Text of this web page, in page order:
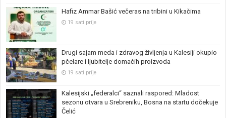
Hafiz Ammar Bašić večeras na tribini u Kikačima
19 sati prije
Drugi sajam meda i zdravog življenja u Kalesiji okupio
pčelare i ljubitelje domaćih proizvoda
19 sati prije
Kalesijski „federalci“ saznali raspored: Mladost
sezonu otvara u Srebreniku, Bosna na startu dočekuje
Čelić